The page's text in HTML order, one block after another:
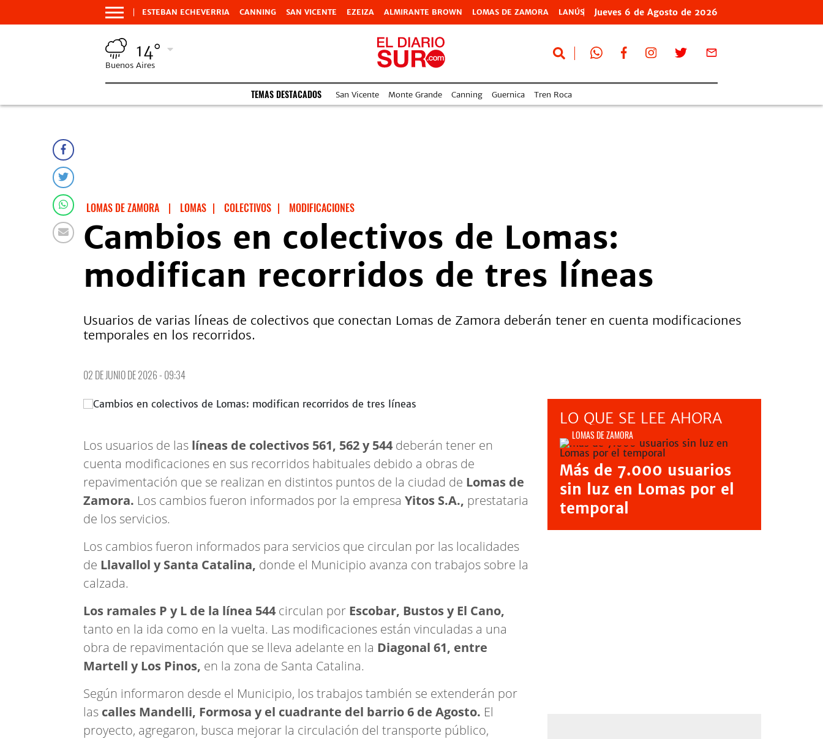
ESTEBAN ECHEVERRIA CANNING SAN VICENTE EZEIZA ALMIRANTE BROWN LOMAS DE ZAMORA LANÚS Jueves 6 de Agosto de 2026
14°
Buenos Aires
TEMAS DESTACADOS San Vicente Monte Grande Canning Guernica Tren Roca
LOMAS DE ZAMORA | LOMAS | COLECTIVOS | MODIFICACIONES
Cambios en colectivos de Lomas:
modifican recorridos de tres líneas
Usuarios de varias líneas de colectivos que conectan Lomas de Zamora deberán tener en cuenta modificaciones
temporales en los recorridos.
02 DE JUNIO DE 2026 - 09:34
Los usuarios de las líneas de colectivos 561, 562 y 544 deberán tener en
cuenta modificaciones en sus recorridos habituales debido a obras de
repavimentación que se realizan en distintos puntos de la ciudad de Lomas de
Zamora. Los cambios fueron informados por la empresa Yitos S.A., prestataria
de los servicios.
Los cambios fueron informados para servicios que circulan por las localidades
de Llavallol y Santa Catalina, donde el Municipio avanza con trabajos sobre la
calzada.
Los ramales P y L de la línea 544 circulan por Escobar, Bustos y El Cano,
tanto en la ida como en la vuelta. Las modificaciones están vinculadas a una
obra de repavimentación que se lleva adelante en la Diagonal 61, entre
Martell y Los Pinos, en la zona de Santa Catalina.
Según informaron desde el Municipio, los trabajos también se extenderán por
las calles Mandelli, Formosa y el cuadrante del barrio 6 de Agosto. El
proyecto, agregaron, busca mejorar la circulación del transporte público,
LO QUE SE LEE AHORA
LOMAS DE ZAMORA
Más de 7.000 usuarios
sin luz en Lomas por el
temporal